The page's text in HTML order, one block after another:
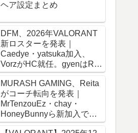
ヘア設定まとめ
DFM、2026年VALORANT
新ロスターを発表｜
Caedye・yatsuka加入、
VorzがHC就任。gyenはRID
移籍報道
MURASH GAMING、Reita
がコーチ転向を発表｜
MrTenzouEz・chay・
HoneyBunnyら新加入で
2026年ロスター確定